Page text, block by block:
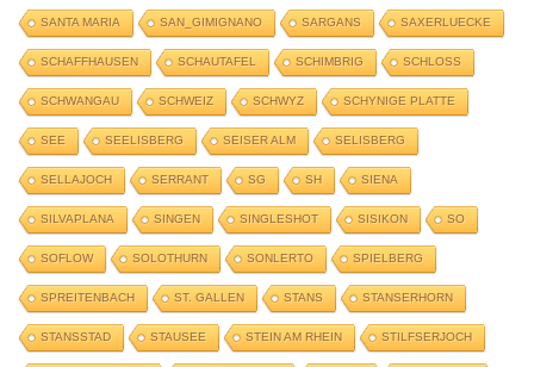
SANTA MARIA SAN_GIMIGNANO SARGANS SAXERLUECKE
SCHAFFHAUSEN SCHAUTAFEL SCHIMBRIG SCHLOSS
SCHWANGAU SCHWEIZ SCHWYZ SCHYNIGE PLATTE
SEE SEELISBERG SEISER ALM SELISBERG
SELLAJOCH SERRANT SG SH SIENA
SILVAPLANA SINGEN SINGLESHOT SISIKON SO
SOFLOW SOLOTHURN SONLERTO SPIELBERG
SPREITENBACH ST. GALLEN STANS STANSERHORN
STANSSTAD STAUSEE STEIN AM RHEIN STILFSERJOCH